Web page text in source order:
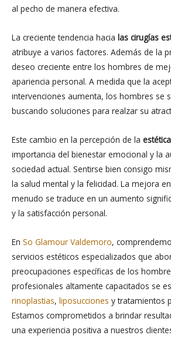
al pecho de manera efectiva.
La creciente tendencia hacia las cirugías
atribuye a varios factores. Además de la
deseo creciente entre los hombres de
apariencia personal. A medida que la
intervenciones aumenta, los hombres se
buscando soluciones para realzar su
Este cambio en la percepción de la
importancia del bienestar emocional y la
sociedad actual. Sentirse bien consigo
la salud mental y la felicidad. La mejora
menudo se traduce en un aumento
y la satisfacción personal.
En So Glamour Valdemoro,
servicios estéticos especializados que
preocupaciones específicas de los
profesionales altamente capacitados se
rinoplastias, liposucciones y tratamientos
Estamos comprometidos a brindar
una experiencia positiva a nuestros